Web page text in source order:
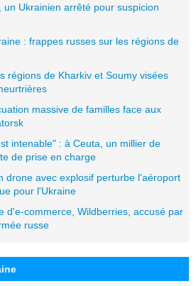
un Ukrainien arrêté pour suspicion
: frappes russes sur les régions de
régions de Kharkiv et Soumy visées
massive de familles face aux
intenable" : à Ceuta, un millier de
de prise en charge
drone avec explosif perturbe l'aéroport
pour l'Ukraine
d'e-commerce, Wildberries, accusé par
russe